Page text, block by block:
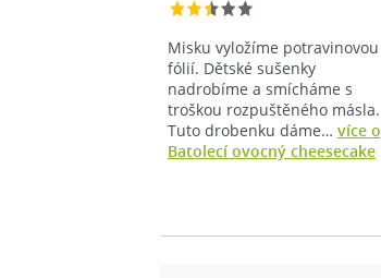
Misku vyložíme potravinovou
fólií. Dětské sušenky
nadrobíme a smícháme s
troškou rozpuštěného másla.
Tuto drobenku dáme… více o
Batolecí ovocný cheesecake